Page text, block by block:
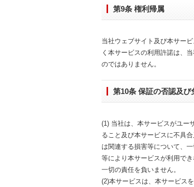
第9条 権利帰属
当社ウェブサイト及び本サー
く本サービスの利用許諾は、
のではありません。
第10条 保証の否認及び
(1) 当社は、本サービスがユー
ること及び本サービスに不具
は関連する損害等について、
等により本サービスが利用で
一切の責任を負いません。
(2)本サービスは、本サービス